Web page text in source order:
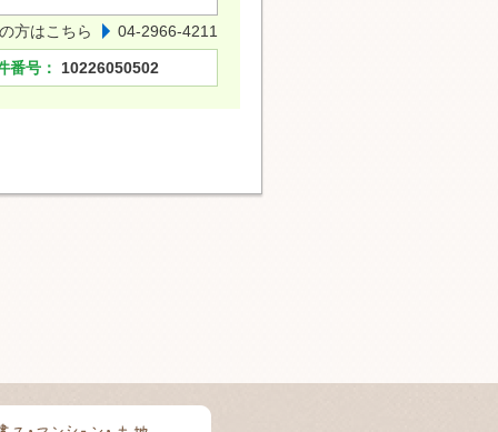
方はこちら 04-2966-4211
番号： 10226050502